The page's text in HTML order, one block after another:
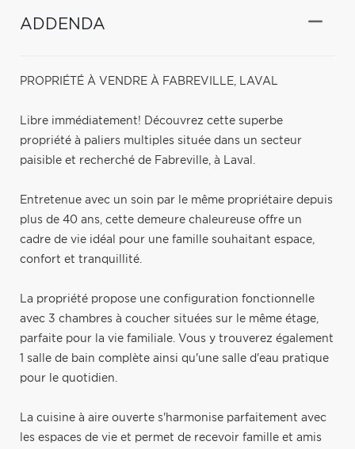
ADDENDA
PROPRIÉTÉ À VENDRE À FABREVILLE, LAVAL
Libre immédiatement! Découvrez cette superbe
propriété à paliers multiples située dans un secteur
paisible et recherché de Fabreville, à Laval.
Entretenue avec un soin par le même propriétaire depuis
plus de 40 ans, cette demeure chaleureuse offre un
cadre de vie idéal pour une famille souhaitant espace,
confort et tranquillité.
La propriété propose une configuration fonctionnelle
avec 3 chambres à coucher situées sur le même étage,
parfaite pour la vie familiale. Vous y trouverez également
1 salle de bain complète ainsi qu'une salle d'eau pratique
pour le quotidien.
La cuisine à aire ouverte s'harmonise parfaitement avec
les espaces de vie et permet de recevoir famille et amis